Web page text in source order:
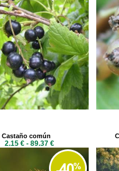
Castaño común
2.15 € - 89.37 €